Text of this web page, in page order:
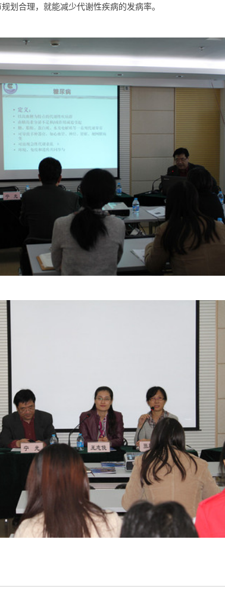
划合理，就能减少代谢性疾病的发病率。